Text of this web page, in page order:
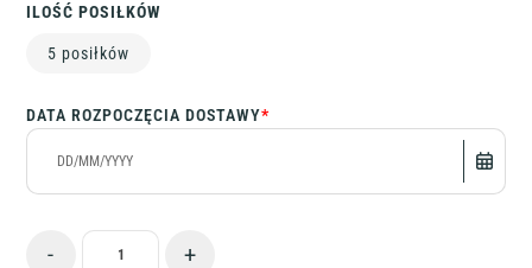
ILOŚĆ POSIŁKÓW
5 posiłków
*
DATA ROZPOCZĘCIA DOSTAWY
- +